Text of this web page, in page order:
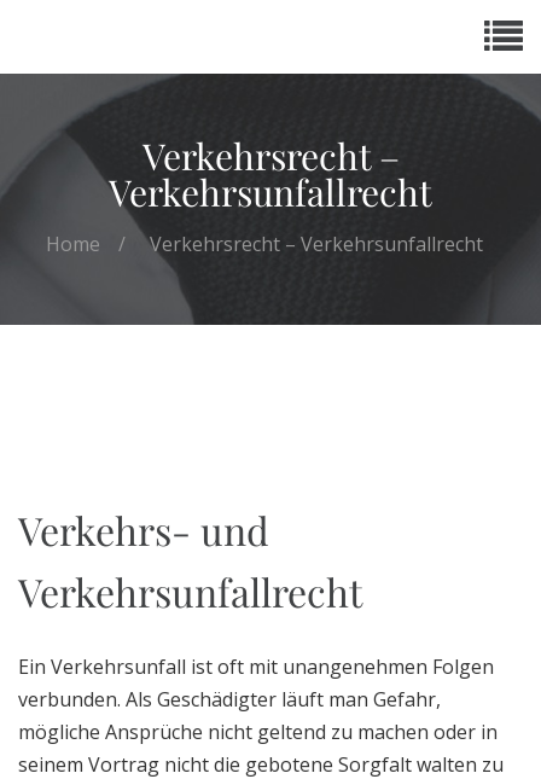
Verkehrsrecht –
Verkehrsunfallrecht
Home Verkehrsrecht – Verkehrsunfallrecht
Verkehrs- und
Verkehrsunfallrecht
Ein Verkehrsunfall ist oft mit unangenehmen Folgen
verbunden. Als Geschädigter läuft man Gefahr,
mögliche Ansprüche nicht geltend zu machen oder in
seinem Vortrag nicht die gebotene Sorgfalt walten zu